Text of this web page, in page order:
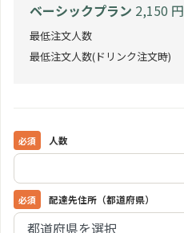
ドリンクメニュー
お客様の声
ベーシックプラン 2,150 円
最低注文人数
最低注文人数(ドリンク注文時)
人数
配達先住所（都道府県）